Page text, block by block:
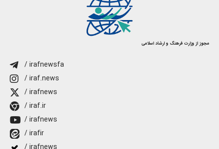
مجوز از وزارت فرهنگ و ارشاد اسلامی
/ irafnewsfa
/ iraf.news
/ irafnews
/ iraf.ir
/ irafnews
/ irafir